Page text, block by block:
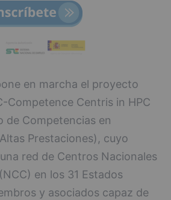
en marcha el proyecto
Competence Centris in HPC
de Competencias en
Prestaciones), cuyo
red de Centros Nacionales
en los 31 Estados
y asociados capaz de